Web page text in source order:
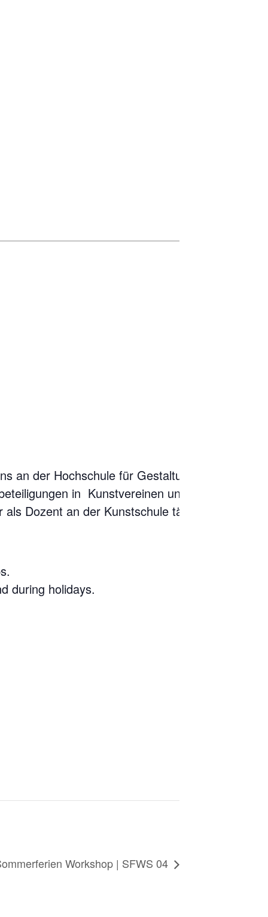
an der Hochschule für Gestaltung
in Kunstvereinen und
Dozent an der Kunstschule tätig.
during holidays.
Workshop | SFWS 04